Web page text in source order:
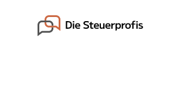
Go to landing page.